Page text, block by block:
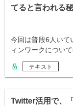
てると言われる
今回は普段6人いて
ィンワークについ
テキスト
Twitter活用で、